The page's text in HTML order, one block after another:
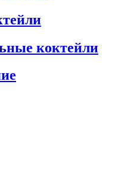
коктейли